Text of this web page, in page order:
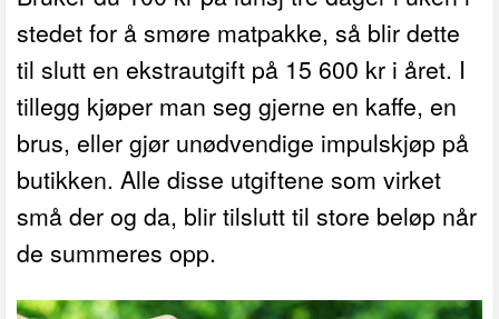
stedet for å smøre matpakke, så blir dette
til slutt en ekstrautgift på 15 600 kr i året. I
tillegg kjøper man seg gjerne en kaffe, en
brus, eller gjør unødvendige impulskjøp på
butikken. Alle disse utgiftene som virket
små der og da, blir tilslutt til store beløp når
de summeres opp.